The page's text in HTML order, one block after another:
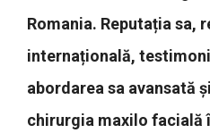
Romania. Reputația sa,
internațională,
abordarea sa avansată
chirurgia maxilo facială